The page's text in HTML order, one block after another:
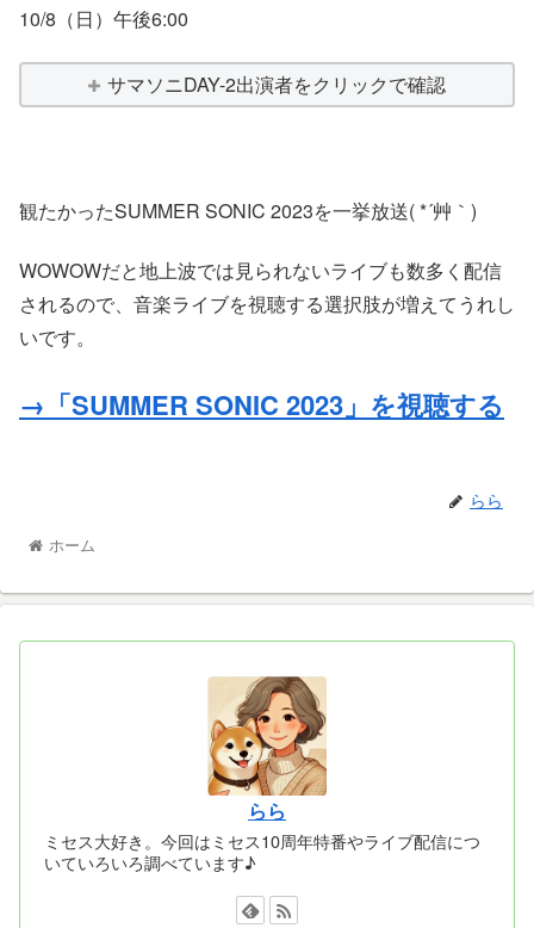
10/8（日）午後6:00
サマソニDAY-2出演者をクリックで確認
観たかったSUMMER SONIC 2023を一挙放送( *´艸｀)
WOWOWだと地上波では見られないライブも数多く配信
されるので、音楽ライブを視聴する選択肢が増えてうれし
いです。
→「SUMMER SONIC 2023」を視聴する
らら
ホーム
らら
ミセス大好き。今回はミセス10周年特番やライブ配信につ
いていろいろ調べています♪